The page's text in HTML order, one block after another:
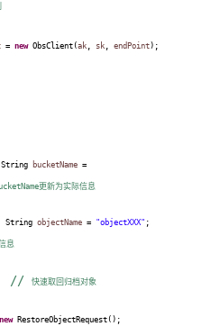
= newObsClient(ak , sk , endPoint);
bucketName =
更新为实际信息
objectName = "objectXXX" ;
息
// 快速取回归档对象
newRestoreObjectRequest();